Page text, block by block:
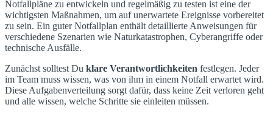
Notfallpläne zu entwickeln und regelmäßig zu testen ist eine der
wichtigsten Maßnahmen, um auf unerwartete Ereignisse vorbereitet
zu sein. Ein guter Notfallplan enthält detaillierte Anweisungen für
verschiedene Szenarien wie Naturkatastrophen, Cyberangriffe oder
technische Ausfälle.
Zunächst solltest Du klare Verantwortlichkeiten festlegen. Jeder
im Team muss wissen, was von ihm in einem Notfall erwartet wird.
Diese Aufgabenverteilung sorgt dafür, dass keine Zeit verloren geht
und alle wissen, welche Schritte sie einleiten müssen.